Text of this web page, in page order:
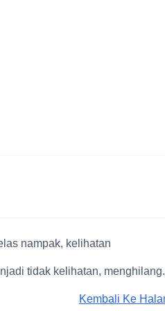
nampak, kelihatan
tidak kelihatan, menghilang.
Kembali Ke